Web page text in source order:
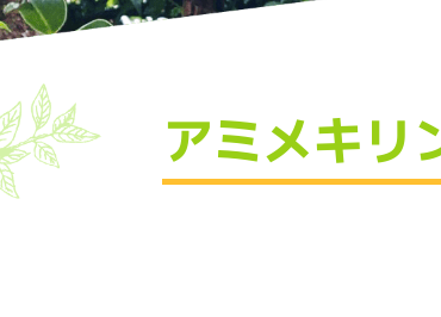
アミメキリ